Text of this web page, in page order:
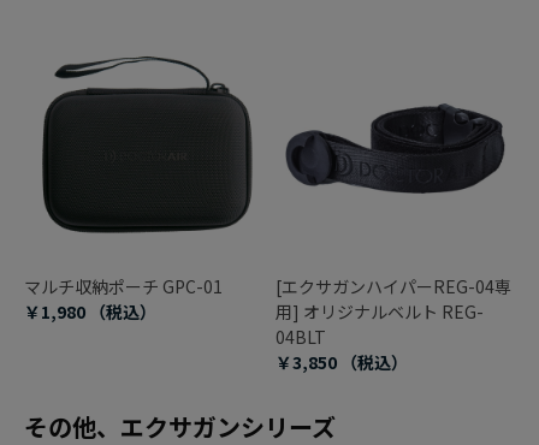
マルチ収納ポーチ GPC-01
￥1,980 （税込）
[エクサガンハイパーREG-04専
用] オリジナルベルト REG-
04BLT
￥3,850 （税込）
その他、エクサガンシリーズ